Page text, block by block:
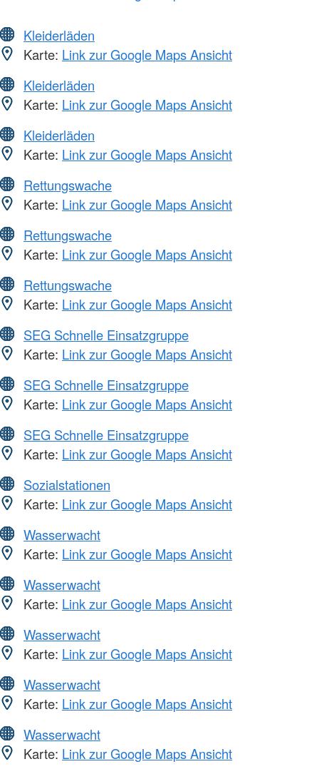
Kleiderläden
Karte: Link zur Google Maps Ansicht
Kleiderläden
Karte: Link zur Google Maps Ansicht
Kleiderläden
Karte: Link zur Google Maps Ansicht
Rettungswache
Karte: Link zur Google Maps Ansicht
Rettungswache
Karte: Link zur Google Maps Ansicht
Rettungswache
Karte: Link zur Google Maps Ansicht
SEG Schnelle Einsatzgruppe
Karte: Link zur Google Maps Ansicht
SEG Schnelle Einsatzgruppe
Karte: Link zur Google Maps Ansicht
SEG Schnelle Einsatzgruppe
Karte: Link zur Google Maps Ansicht
Sozialstationen
Karte: Link zur Google Maps Ansicht
Wasserwacht
Karte: Link zur Google Maps Ansicht
Wasserwacht
Karte: Link zur Google Maps Ansicht
Wasserwacht
Karte: Link zur Google Maps Ansicht
Wasserwacht
Karte: Link zur Google Maps Ansicht
Wasserwacht
Karte: Link zur Google Maps Ansicht